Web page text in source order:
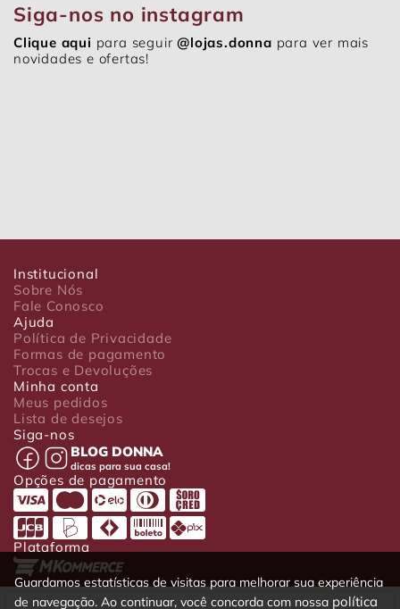
Siga-nos no instagram
Clique aqui para seguir@lojas.donna para ver mais
novidades e ofertas!
Institucional
Sobre Nós
Fale Conosco
Ajuda
Política de Privacidade
Formas de pagamento
Trocas e Devoluções
Minha conta
Meus pedidos
Lista de desejos
Siga-nos
BLOG DONNA
dicas para sua casa!
Opções de pagamento
Plataforma
Guardamos estatísticas de visitas para melhorar sua experiência
de navegação. Ao continuar, você concorda com nossa política